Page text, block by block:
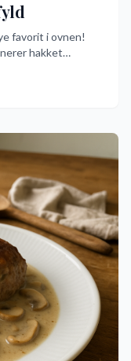
favorit i ovnen!
hakket
sovs. Prøv denne